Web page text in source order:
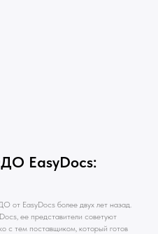
EasyDocs:
EasyDocs более двух лет назад.
ее представители советуют
с тем поставщиком, который готов